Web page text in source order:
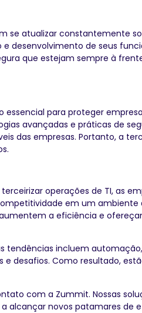
se atualizar constantemente
desenvolvimento de seus
que estejam sempre à
para proteger
avançadas e práticas de
das empresas. Portanto, a
operações de TI, as
em um ambiente
a eficiência e
tendências incluem
desafios. Como resultado,
com a Zummit. Nossas
alcançar novos patamares de